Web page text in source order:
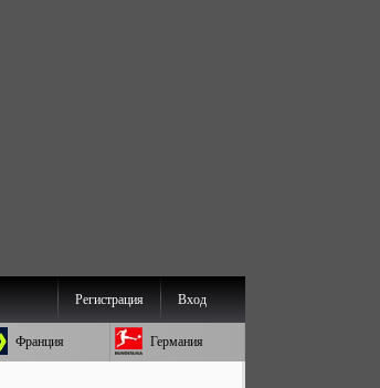
Вход
Регистрация
Франция Германия